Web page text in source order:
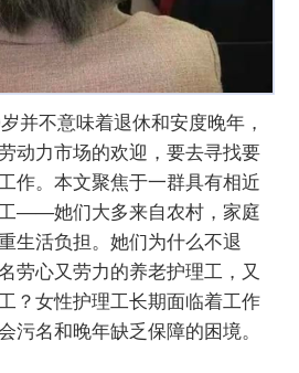
并不意味着退休和安度晚年，
动力市场的欢迎，要去寻找要
作。本文聚焦于一群具有相近
——她们大多来自农村，家庭
生活负担。她们为什么不退
劳心又劳力的养老护理工，又
？女性护理工长期面临着工作
污名和晚年缺乏保障的困境。